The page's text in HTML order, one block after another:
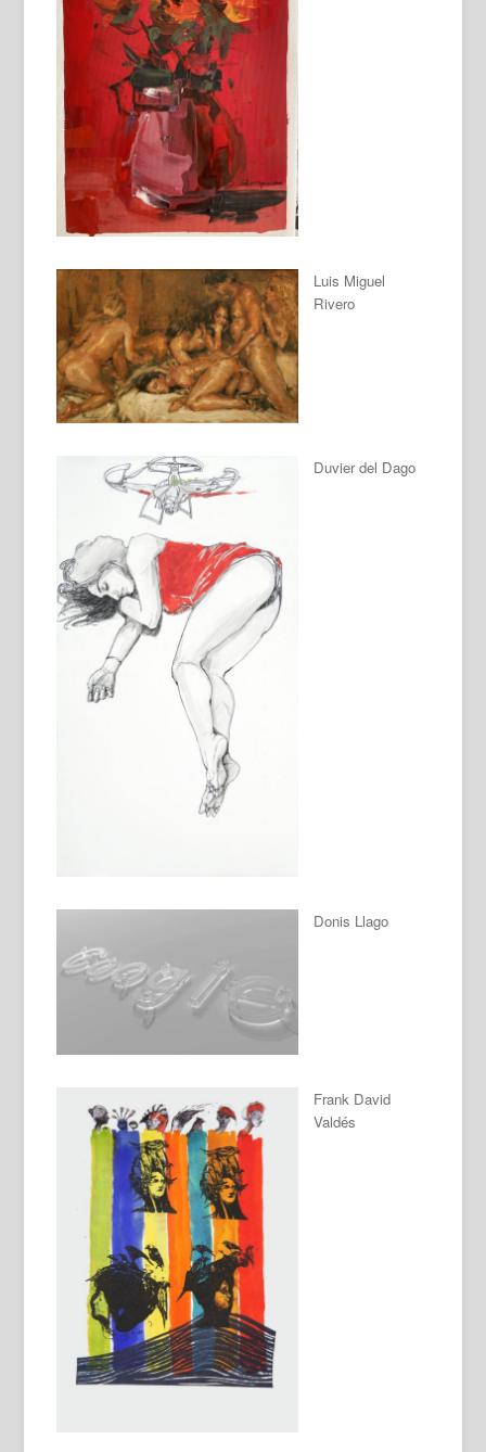
Luis Miguel
Rivero
Duvier del Dago
Donis Llago
Frank David
Valdés